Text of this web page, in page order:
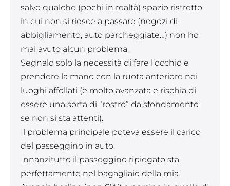
salvo qualche (pochi in realtà) spazio ristretto
in cui non si riesce a passare (negozi di
abbigliamento, auto parcheggiate…) non ho
mai avuto alcun problema.
Segnalo solo la necessità di fare l’occhio e
prendere la mano con la ruota anteriore nei
luoghi affollati (è molto avanzata e rischia di
essere una sorta di “rostro” da sfondamento
se non si sta attenti).
Il problema principale poteva essere il carico
del passeggino in auto.
Innanzitutto il passeggino ripiegato sta
perfettamente nel bagagliaio della mia